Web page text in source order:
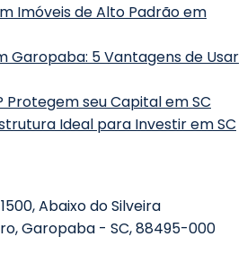
Imóveis de Alto Padrão em
Garopaba: 5 Vantagens de Usar
Protegem seu Capital em SC
Ideal para Investir em SC
Abaixo do Silveira
Garopaba - SC, 88495-000